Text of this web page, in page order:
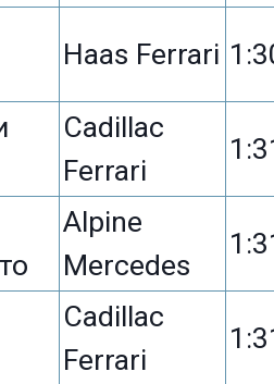
Haas Ferrari
Cadillac
Ferrari
Alpine
Mercedes
Cadillac
Ferrari